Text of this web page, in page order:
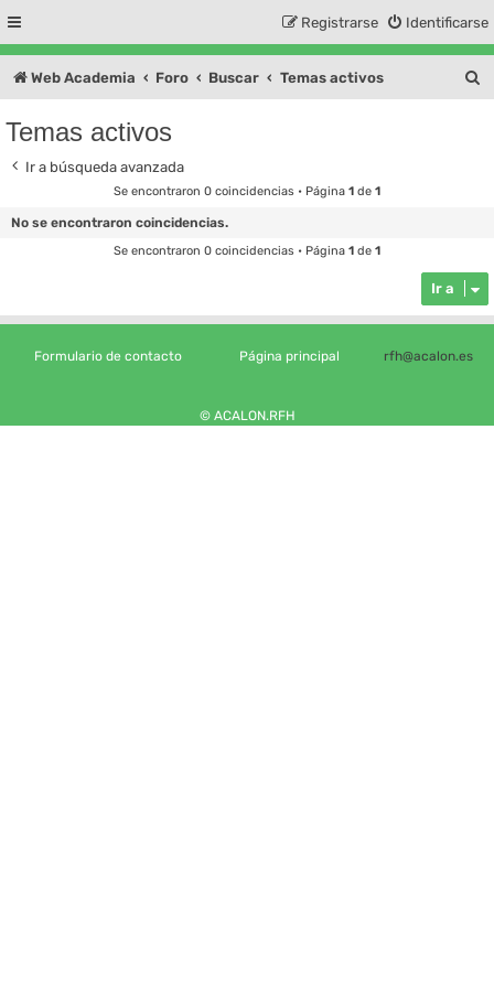
Identificarse
Registrarse
Web Academia Foro Buscar Temas activos
Temas activos
Ir a búsqueda avanzada
Se encontraron 0 coincidencias • Página 1 de 1
No se encontraron coincidencias.
Se encontraron 0 coincidencias • Página 1 de 1
Ir a
Formulario de contacto Página principal rfh@acalon.es
© ACALON.RFH